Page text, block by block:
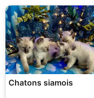
Chatons siamois